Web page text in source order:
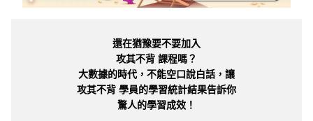
還在猶豫要不要加入
攻其不背 課程嗎？
大數據的時代，不能空口說白話，讓
攻其不背 學員的學習統計結果告訴你
驚人的學習成效！